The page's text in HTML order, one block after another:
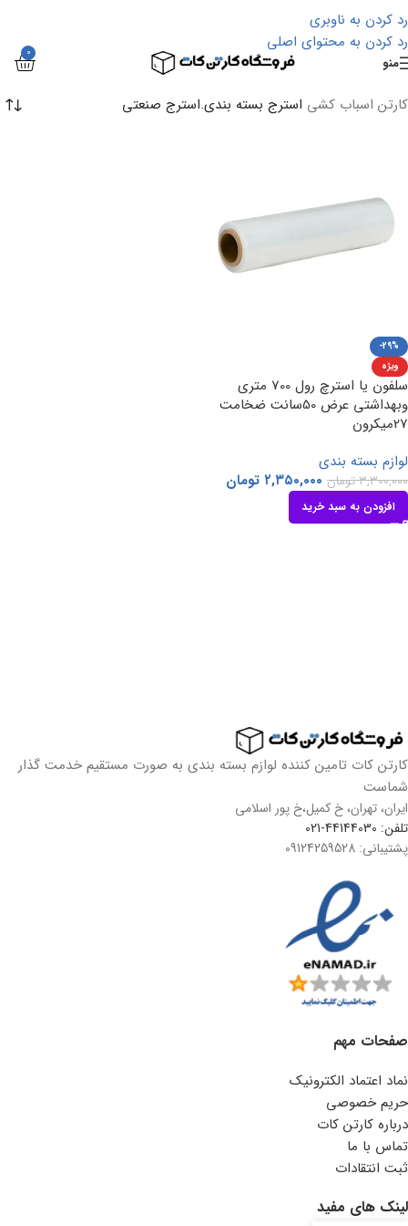
رد کردن به ناوبری
رد کردن به محتوای اصلی
منو
0
کارتن اسباب کشی استرج بسته بندی.استرج صنعتی
-29%
ویژه
سلفون یا استرچ رول 700 متری
وبهداشتی عرض 50سانت ضخامت
27میکرون
لوازم بسته بندی
۳,۳۰۰,۰۰۰تومان ۲,۳۵۰,۰۰۰ تومان
افزودن به سبد خرید
کارتن کات تامین کننده لوازم بسته بندی به صورت مستقیم خدمت گذار
شماست
ایران، تهران، خ کمیل،خ پور اسلامی
تلفن: 44144030-021
پشتیبانی: 09124259528
صفحات مهم
نماد اعتماد الکترونیک
حریم خصوصی
درباره کارتن کات
تماس با ما
ثبت انتقادات
لینک های مفید